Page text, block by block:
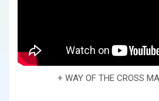
+ WAY OF THE CROSS